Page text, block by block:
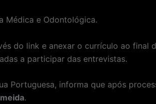
Médica e Odontológica.
do link e anexar o currículo ao final
a participar das entrevistas.
Portuguesa, informa que após
.